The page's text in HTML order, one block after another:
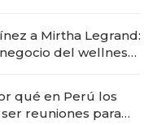
a Mirtha Legrand:
del wellness
qué en Perú los
reuniones para